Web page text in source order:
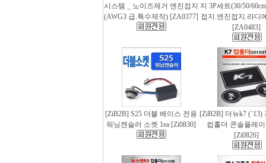
시스템 _ 노이즈제거 엔진접지
(AWG3 급.특수제작) [ZA0377]
지 3P세트(30/50/
접지.엔진접지.라디
[ZA0483]
[ZiB2B] S25 더블 베이스 전용
워닝캔슬러 소켓 1ea [Zi0830]
[ZiB2B] 더뉴k7 (`13)
컵홀더 콘솔플레
[Zi0826]